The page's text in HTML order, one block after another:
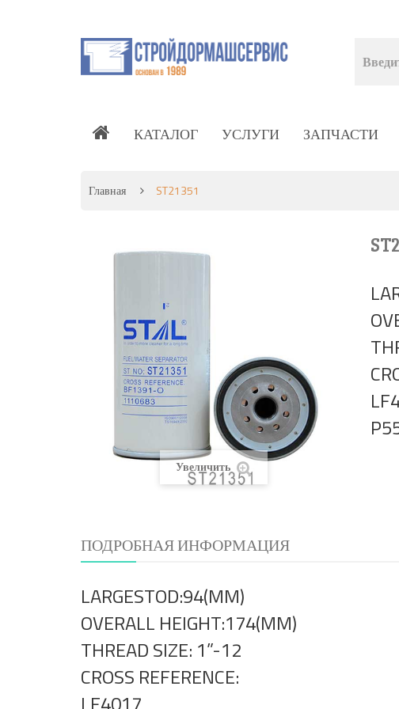
КАТАЛОГ УСЛУГИ ЗАПЧАСТИ
Главная ST21351
Увеличить
ПОДРОБНАЯ ИНФОРМАЦИЯ
LARGESTOD:94(MM)
OVERALL HEIGHT:174(MM)
THREAD SIZE: 1”-12
CROSS REFERENCE:
LF4017